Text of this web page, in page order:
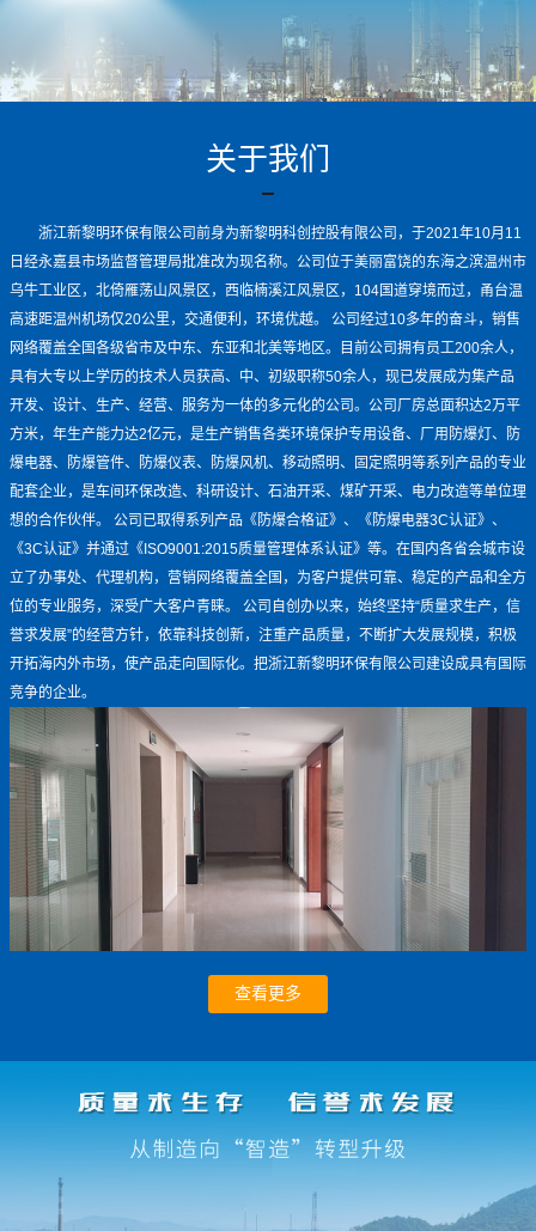
关于我们
浙江新黎明环保有限公司前身为新黎明科创控股有限公司，于2021年10月11
日经永嘉县市场监督管理局批准改为现名称。公司位于美丽富饶的东海之滨温州市
乌牛工业区，北倚雁荡山风景区，西临楠溪江风景区，104国道穿境而过，甬台温
高速距温州机场仅20公里，交通便利，环境优越。 公司经过10多年的奋斗，销售
网络覆盖全国各级省市及中东、东亚和北美等地区。目前公司拥有员工200余人，
具有大专以上学历的技术人员获高、中、初级职称50余人，现已发展成为集产品
开发、设计、生产、经营、服务为一体的多元化的公司。公司厂房总面积达2万平
方米，年生产能力达2亿元，是生产销售各类环境保护专用设备、厂用防爆灯、防
爆电器、防爆管件、防爆仪表、防爆风机、移动照明、固定照明等系列产品的专业
配套企业，是车间环保改造、科研设计、石油开采、煤矿开采、电力改造等单位理
想的合作伙伴。 公司已取得系列产品《防爆合格证》、《防爆电器3C认证》、
《3C认证》并通过《ISO9001:2015质量管理体系认证》等。在国内各省会城市设
立了办事处、代理机构，营销网络覆盖全国，为客户提供可靠、稳定的产品和全方
位的专业服务，深受广大客户青睐。 公司自创办以来，始终坚持“质量求生产，信
誉求发展”的经营方针，依靠科技创新，注重产品质量，不断扩大发展规模，积极
开拓海内外市场，使产品走向国际化。把浙江新黎明环保有限公司建设成具有国际
竞争的企业。
查看更多